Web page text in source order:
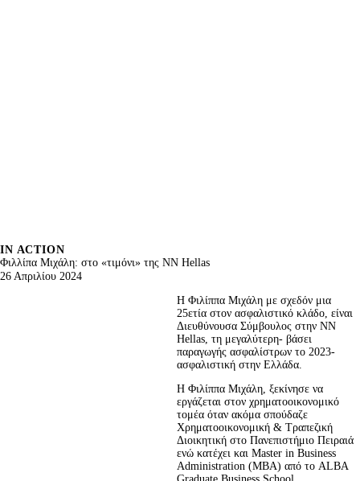
IN ACTION
Φιλλίπα Μιχάλη: στο «τιμόνι» της ΝΝ Hellas
26 Απριλίου 2024
Η Φιλίππα Μιχάλη με σχεδόν μια
25ετία στον ασφαλιστικό κλάδο, είναι
Διευθύνουσα Σύμβουλος στην NN
Hellas, τη μεγαλύτερη- βάσει
παραγωγής ασφαλίστρων το 2023-
ασφαλιστική στην Ελλάδα.
Η Φιλίππα Μιχάλη, ξεκίνησε να
εργάζεται στον χρηματοοικονομικό
τομέα όταν ακόμα σπούδαζε
Χρηματοοικονομική & Τραπεζική
Διοικητική στο Πανεπιστήμιο Πειραιά
ενώ κατέχει και Master in Business
Administration (ΜΒΑ) από το ALBA